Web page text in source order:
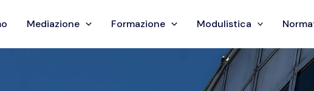
Mediazione Formazione Modulistica